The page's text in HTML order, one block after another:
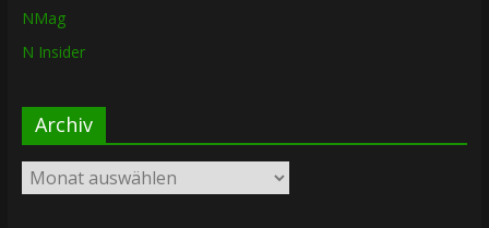
NMag
N Insider
Archiv
Archiv